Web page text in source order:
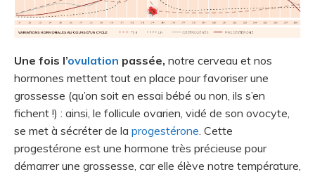
Une fois l’ovulation passée, notre cerveau et nos
hormones mettent tout en place pour favoriser une
grossesse (qu’on soit en essai bébé ou non, ils s’en
fichent !) : ainsi, le follicule ovarien, vidé de son ovocyte,
se met à sécréter de la progestérone. Cette
progestérone est une hormone très précieuse pour
démarrer une grossesse, car elle élève notre température,